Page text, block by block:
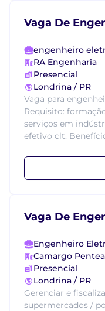
Vaga De
engenheiro
RA Engenharia
Presencial
Londrina / PR
Vaga para
Requisito:
serviços em
efetivo clt.
Vaga De
Engenheiro
Camargo
Presencial
Londrina / PR
Gerenciar e
supermercados /